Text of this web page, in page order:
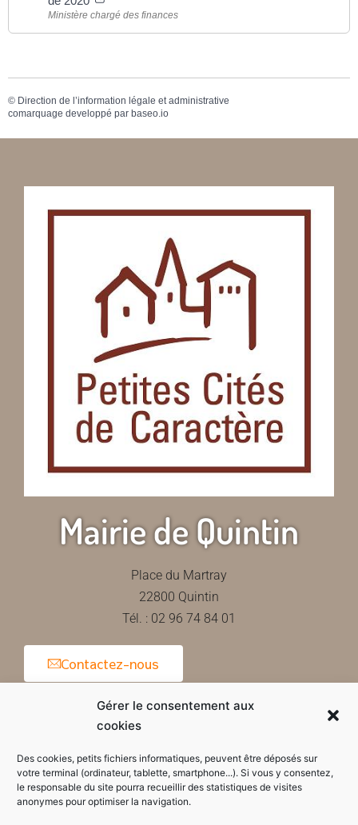
Gérer le consentement aux
cookies
Des cookies, petits fichiers informatiques, peuvent être déposés sur
votre terminal (ordinateur, tablette, smartphone...). Si vous y consentez,
le responsable du site pourra recueillir des statistiques de visites
anonymes pour optimiser la navigation.
Ministère chargé des finances
© Direction de l’information légale et administrative
comarquage developpé par baseo.io
Mairie de Quintin
Place du Martray
22800 Quintin
Tél. : 02 96 74 84 01
Contactez-nous
Horaires d'ouverture de la mairie